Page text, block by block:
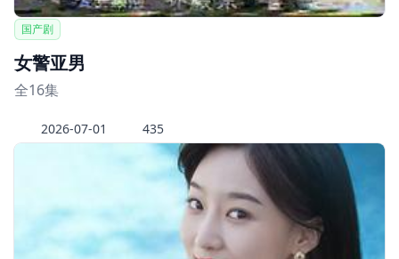
国产剧
女警亚男
全16集
2026-07-01 435